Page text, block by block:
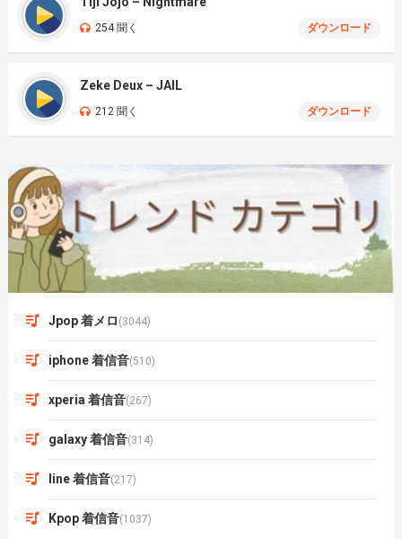
254 聞く ダウンロード
Zeke Deux – JAIL
212 聞く ダウンロード
Jpop 着メロ (3044)
iphone 着信音(510)
xperia 着信音(267)
galaxy 着信音(314)
line 着信音(217)
Kpop 着信音(1037)